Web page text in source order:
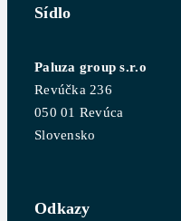
Sídlo
Paluza group s.r.o
Revúčka 236
050 01 Revúca
Slovensko
Odkazy